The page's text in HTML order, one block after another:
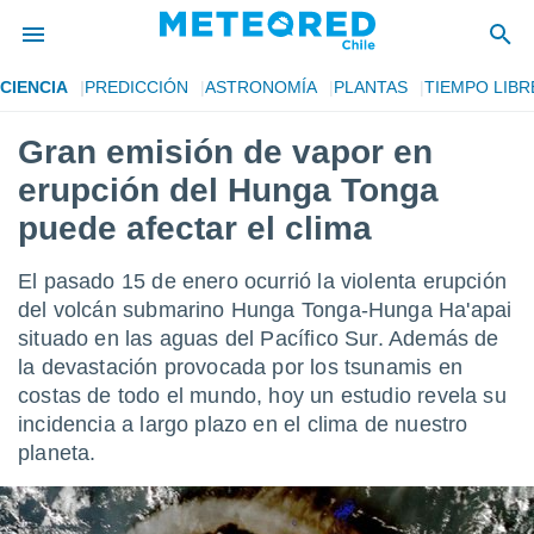
de
por
la
calidad.
a este
las
y
forma
basada
CIENCIA PREDICCIÓN ASTRONOMÍA PLANTAS TIEMPO
Gran emisión de vapor en
erupción del Hunga Tonga
puede afectar el clima
El pasado 15 de enero ocurrió la violenta erupción
del volcán submarino Hunga Tonga-Hunga Ha'apai
situado en las aguas del Pacífico Sur. Además de
la devastación provocada por los tsunamis en
costas de todo el mundo, hoy un estudio revela su
incidencia a largo plazo en el clima de nuestro
planeta.